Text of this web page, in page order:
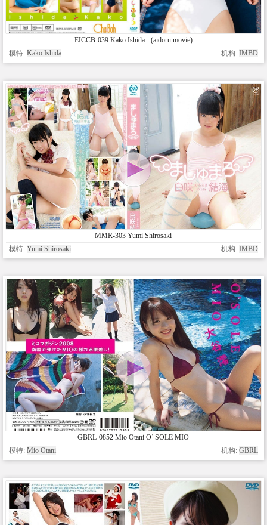
EICCB-039 Kako Ishida - (aidoru movie)
模特: Kako Ishida 机构: IMBD
MMR-303 Yumi Shirosaki
模特: Yumi Shirosaki 机构: IMBD
GBRL-0852 Mio Otani O’ SOLE MIO
模特: Mio Otani 机构: GBRL